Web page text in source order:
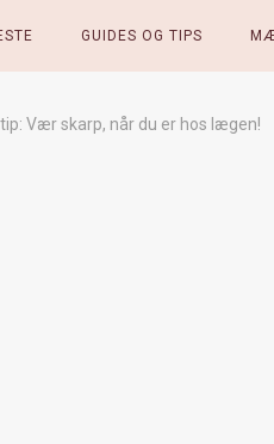
GUIDES OG TIPS
Vær skarp, når du er hos lægen!